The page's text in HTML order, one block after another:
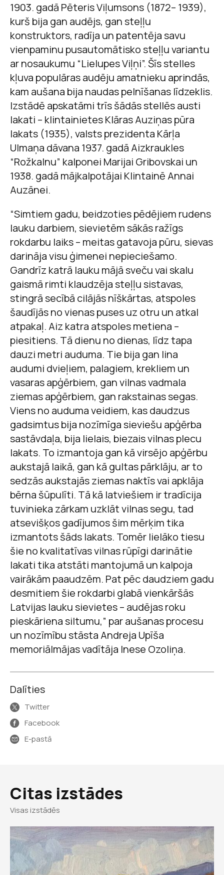
1903. gadā Pēteris Viļumsons (1872– 1939),
kurš bija gan audējs, gan steļļu
konstruktors, radīja un patentēja savu
vienpaminu pusautomātisko steļļu variantu
ar nosaukumu “Lielupes Viļņi”. Šīs stelles
kļuva populāras audēju amatnieku aprindās,
kam aušana bija naudas pelnīšanas līdzeklis.
Izstādē apskatāmi trīs šādās stellēs austi
lakati – klintainietes Klāras Auziņas pūra
lakats (1935), valsts prezidenta Kārļa
Ulmaņa dāvana 1937. gadā Aizkraukles
“Rožkalnu” kalponei Marijai Gribovskai un
1938. gadā mājkalpotājai Klintainē Annai
Auzānei.
“Simtiem gadu, beidzoties pēdējiem rudens
lauku darbiem, sievietēm sākās ražīgs
rokdarbu laiks – meitas gatavoja pūru, sievas
darināja visu ģimenei nepieciešamo.
Gandrīz katrā lauku mājā sveču vai skalu
gaismā rimti klaudzēja steļļu sistavas,
stingrā secībā cilājās nīškārtas, atspoles
šaudījās no vienas puses uz otru un atkal
atpakaļ. Aiz katra atspoles metiena –
piesitiens. Tā dienu no dienas, līdz tapa
dauzi metri auduma. Tie bija gan lina
audumi dvieļiem, palagiem, krekliem un
vasaras apģērbiem, gan vilnas vadmala
ziemas apģērbiem, gan rakstainas segas.
Viens no auduma veidiem, kas daudzus
gadsimtus bija nozīmīga sieviešu apģērba
sastāvdaļa, bija lielais, biezais vilnas plecu
lakats. To izmantoja gan kā virsējo apģērbu
aukstajā laikā, gan kā gultas pārklāju, ar to
sedzās aukstajās ziemas naktīs vai apklāja
bērna šūpulīti. Tā kā latviešiem ir tradīcija
tuvinieka zārkam uzklāt vilnas segu, tad
atsevišķos gadījumos šim mērķim tika
izmantots šāds lakats. Tomēr lielāko tiesu
šie no kvalitatīvas vilnas rūpīgi darinātie
lakati tika atstāti mantojumā un kalpoja
vairākām paaudzēm. Pat pēc daudziem gadu
desmitiem šie rokdarbi glabā vienkāršās
Latvijas lauku sievietes – audējas roku
pieskāriena siltumu,” par aušanas procesu
un nozīmību stāsta Andreja Upīša
memoriālmājas vadītāja Inese Ozoliņa.
Dalīties
Twitter
Facebook
E-pastā
Citas izstādes
Visas izstādēs